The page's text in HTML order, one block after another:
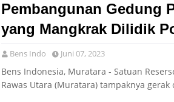
Pembangunan Gedung
yang Mangkrak Dilidik
Bens Indo Juni 07, 2023
Bens Indonesia, Muratara - Satuan
Rawas Utara (Muratara) tampaknya